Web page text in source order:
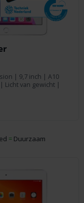
9,7 inch | A10
van gewicht |
= Duurzaam